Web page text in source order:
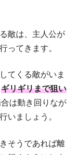
敵は、主人公が
ってきます。
てくる敵がいま
ギリギリまで狙い
は動き回りなが
いましょう。
そうであれば離